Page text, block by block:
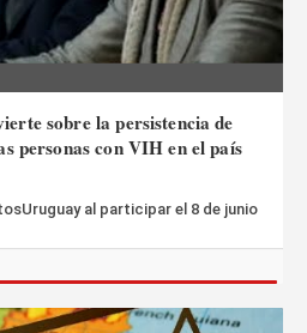
sobre la persistencia de
personas con VIH en el país
al participar el 8 de junio